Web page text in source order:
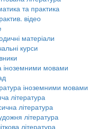
та практика
відео
матеріали
курси
іноземними мовами
іноземними мовами
література
література
література
література